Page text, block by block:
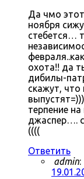
Да чмо
ноября
стебется…
охота!! да
дибилы-
скажут, что
терпение
джаспер….
((((
Ответить
admin: